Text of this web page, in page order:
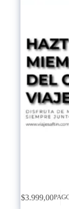
$3.999,00